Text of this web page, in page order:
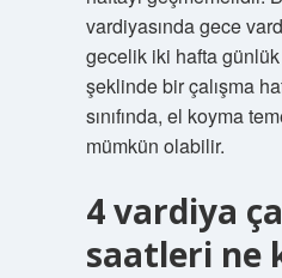
vardiyasında gece
gecelik iki hafta günlük
şeklinde bir çalışma
sınıfında, el koyma
mümkün olabilir.
4 vardiya
saatleri ne